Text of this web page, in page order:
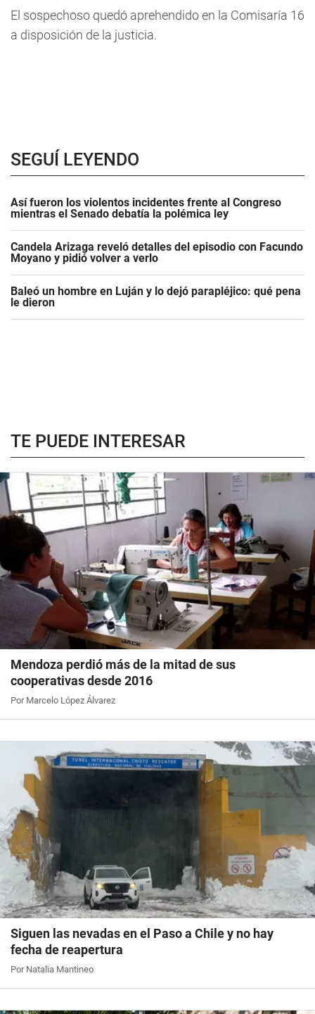
El sospechoso quedó aprehendido en la Comisaría 16
a disposición de la justicia.
SEGUÍ LEYENDO
Así fueron los violentos incidentes frente al Congreso
mientras el Senado debatía la polémica ley
Candela Arizaga reveló detalles del episodio con Facundo
Moyano y pidió volver a verlo
Baleó un hombre en Luján y lo dejó parapléjico: qué pena
le dieron
TE PUEDE INTERESAR
Mendoza perdió más de la mitad de sus
cooperativas desde 2016
Por Marcelo López Álvarez
Siguen las nevadas en el Paso a Chile y no hay
fecha de reapertura
Por Natalia Mantineo